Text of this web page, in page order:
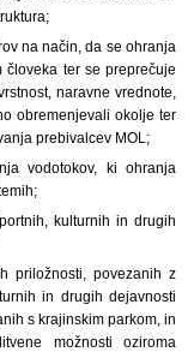
na način, da se ohranja
ter se preprečuje
naravne vrednote,
obremenjevali okolje ter
prebivalcev MOL;
vodotokov, ki ohranja
kulturnih in drugih
priložnosti, povezanih z
in drugih dejavnosti
s krajinskim parkom, in
možnosti oziroma